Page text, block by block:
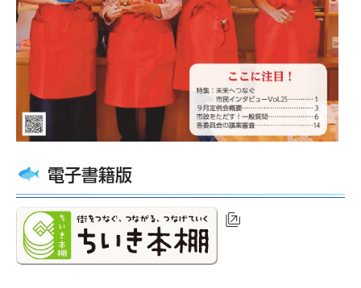
電子書籍版